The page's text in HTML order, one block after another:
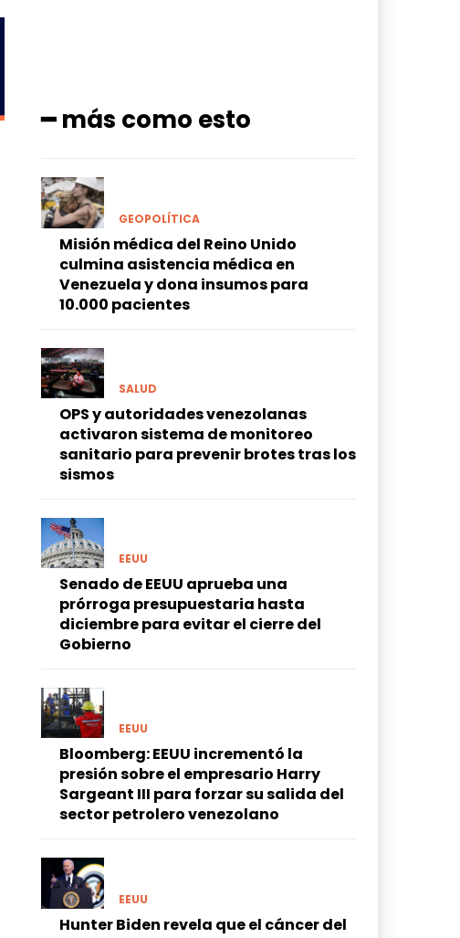
━ más como esto
GEOPOLÍTICA
Misión médica del Reino Unido
culmina asistencia médica en
Venezuela y dona insumos para
10.000 pacientes
SALUD
OPS y autoridades venezolanas
activaron sistema de monitoreo
sanitario para prevenir brotes tras los
sismos
EEUU
Senado de EEUU aprueba una
prórroga presupuestaria hasta
diciembre para evitar el cierre del
Gobierno
EEUU
Bloomberg: EEUU incrementó la
presión sobre el empresario Harry
Sargeant III para forzar su salida del
sector petrolero venezolano
EEUU
Hunter Biden revela que el cáncer del